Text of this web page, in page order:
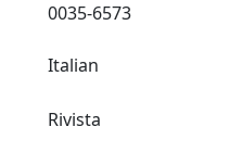
Rivista